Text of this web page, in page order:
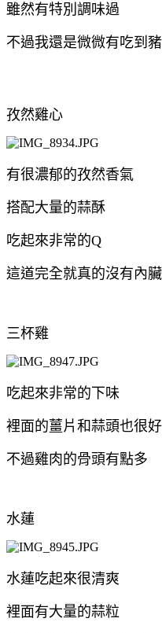
雖然有特別調味過
不過我還是微微有吃到
孜然雞心
有很濃郁的孜然香氣
搭配大量的蒜酥
吃起來非常的Q
這道完全就真的沒有內
三杯雞
吃起來非常的下味
裡面的薑片和蒜頭也很
不過雞肉的骨頭有點多
水蓮
水蓮吃起來很清爽
裡面有大量的蒜粒